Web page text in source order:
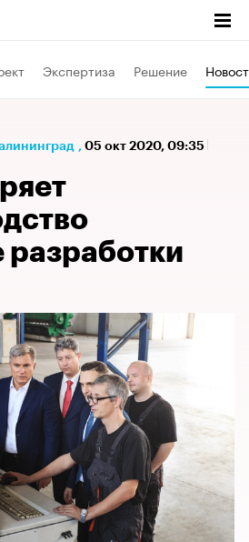
Экспертиза Решение
, 05 окт 2020, 09:35